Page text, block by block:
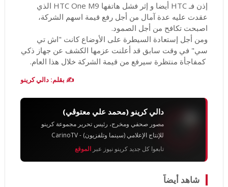
إذن فـ HTC أيضا و إثر فشل هاتفها HTC One M9 الذي
عقدت عليه عدة آمال من أجل رفع قيمة اسهم الشركة،
اصبحت تكافح من أجل الصمود.
ومن أجل إستعادة السيطرة على الأوضاع كانت "اش تي
سي" في وقت سابق قد أعلنت عزمها الكشف عن جهاز ذكي
كمفاجأة منتظرة سيرفع من قيمة الشركة خلال هذا العام.
✍️ بقلم: دالي كرينو
دالي كرينو (محمد علي معتوڨي)
مصور صحفي ومخرج، رئيس تحرير مجموعة كرينو
للإنتاج الإعلامي (سينما وتلفزيون) - CarinoTV
تابعوا كل جديد كرينو نيوز عبر الموقع
شاهد أيضاً